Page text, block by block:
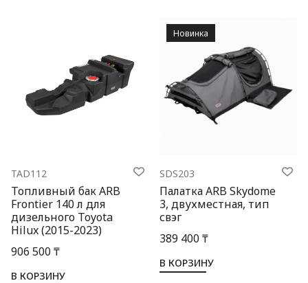
TAD112
Топливный бак ARB
Frontier 140 л для
дизельного Toyota
Hilux (2015-2023)
906 500 ₸
В КОРЗИНУ
SDS203
Палатка ARB Skydome
3, двухместная, тип
свэг
389 400 ₸
В КОРЗИНУ
Новинка